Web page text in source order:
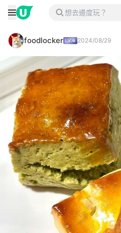
foodlocker 2024/08/29